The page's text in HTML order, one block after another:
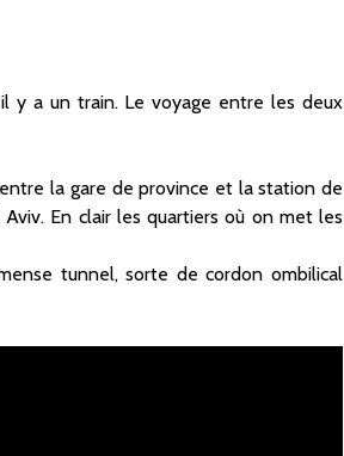
y a un train. Le voyage entre les deux
la gare de province et la station de
En clair les quartiers où on met les
tunnel, sorte de cordon ombilical